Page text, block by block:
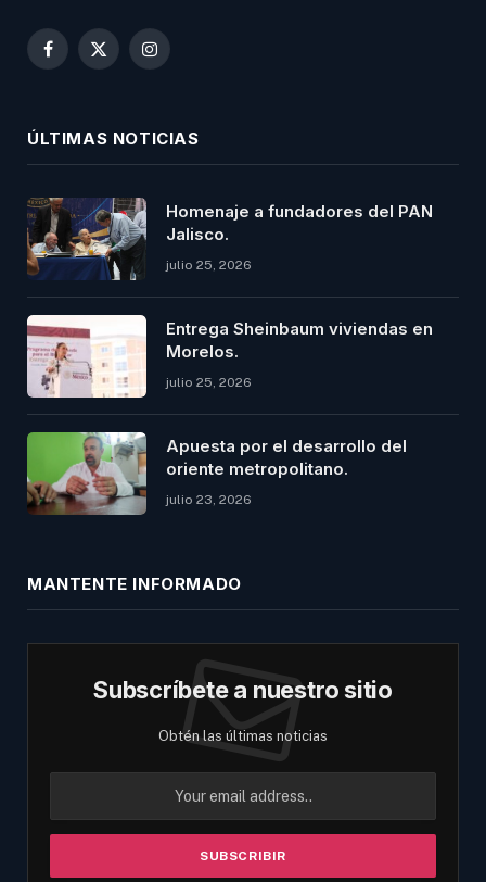
Facebook
X
Instagram
ÚLTIMAS NOTICIAS
Homenaje a fundadores del PAN
Jalisco.
julio 25, 2026
Entrega Sheinbaum viviendas en
Morelos.
julio 25, 2026
Apuesta por el desarrollo del
oriente metropolitano.
julio 23, 2026
MANTENTE INFORMADO
Subscríbete a nuestro sitio
Obtén las últimas noticias